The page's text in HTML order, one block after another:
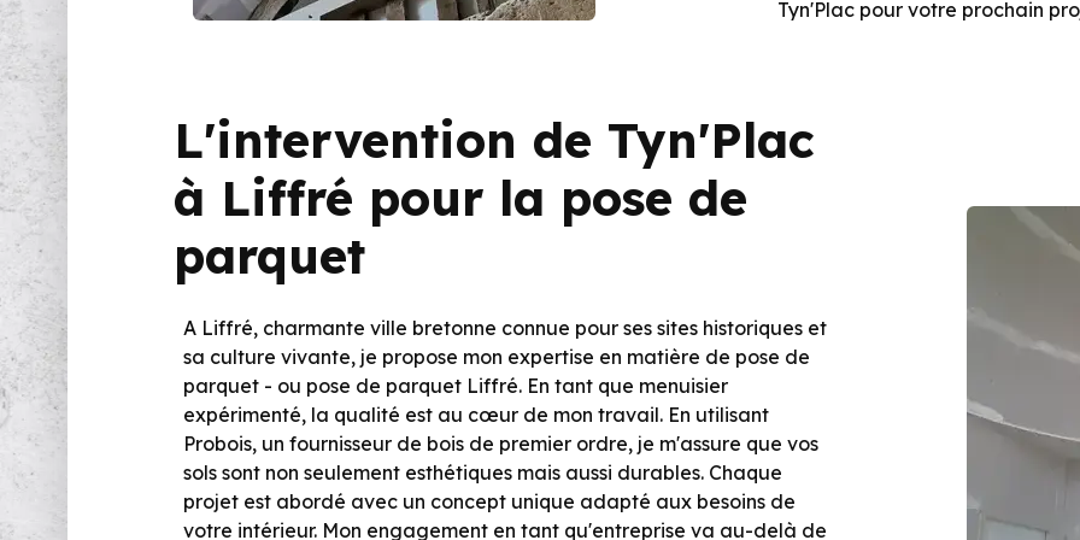
Tyn'Plac pour votre prochain
L'intervention de Tyn'Plac
à Liffré pour la pose de
parquet
A Liffré, charmante ville bretonne connue pour ses sites historiques et
sa culture vivante, je propose mon expertise en matière de pose de
parquet - ou pose de parquet Liffré. En tant que menuisier
expérimenté, la qualité est au cœur de mon travail. En utilisant
Probois, un fournisseur de bois de premier ordre, je m'assure que vos
sols sont non seulement esthétiques mais aussi durables. Chaque
projet est abordé avec un concept unique adapté aux besoins de
votre intérieur. Mon engagement en tant qu'entreprise va au-delà de